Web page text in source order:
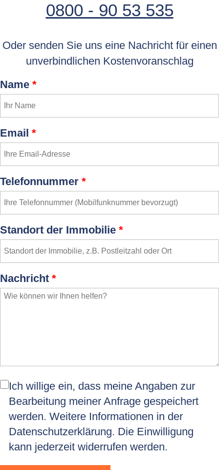
0800 - 90 53 535
Oder senden Sie uns eine Nachricht für einen
unverbindlichen Kostenvoranschlag
Name *
Email *
Telefonnummer *
Standort der Immobilie *
Nachricht *
Ich willige ein, dass meine Angaben zur
Bearbeitung meiner Anfrage gespeichert
werden. Weitere Informationen in der
Datenschutzerklärung. Die Einwilligung
kann jederzeit widerrufen werden.